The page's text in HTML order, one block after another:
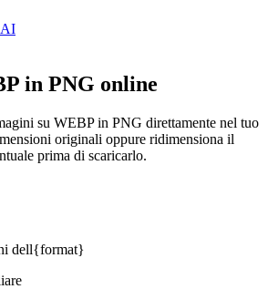
AI
in PNG online
su WEBP in PNG direttamente nel tuo
originali oppure ridimensiona il
prima di scaricarlo.
dell{format}